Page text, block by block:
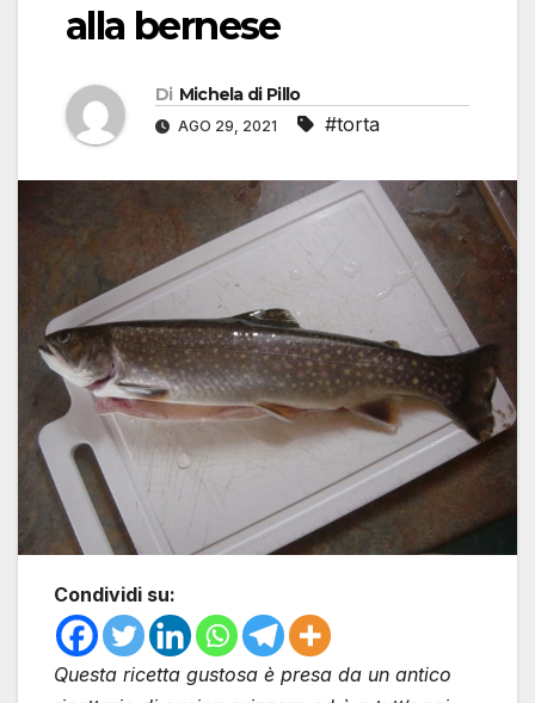
alla bernese
Di Michela di Pillo
AGO 29, 2021 #torta
Condividi su:
Questa ricetta gustosa è presa da un antico